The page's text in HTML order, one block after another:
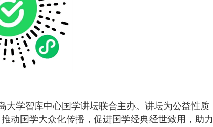
学智库中心国学讲坛联合主办。讲坛为公益性质
动国学大众化传播，促进国学经典经世致用，助